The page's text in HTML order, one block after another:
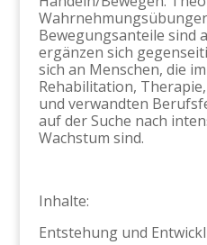
Bewegungsanteile sind
ergänzen sich
sich an Menschen, die
Rehabilitation,
und verwandten
auf der Suche nach
Wachstum sind.
Inhalte:
Entstehung und